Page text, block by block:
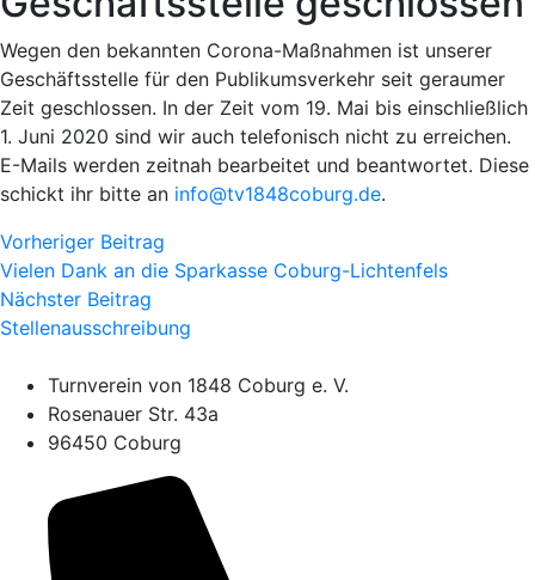
Wegen den bekannten Corona-Maßnahmen ist unserer
Geschäftsstelle für den Publikumsverkehr seit geraumer
Zeit geschlossen. In der Zeit vom 19. Mai bis einschließlich
1. Juni 2020 sind wir auch telefonisch nicht zu erreichen.
E-Mails werden zeitnah bearbeitet und beantwortet. Diese
schickt ihr bitte an info@tv1848coburg.de.
Vorheriger Beitrag
Vielen Dank an die Sparkasse Coburg-Lichtenfels
Nächster Beitrag
Stellenausschreibung
Turnverein von 1848 Coburg e. V.
Rosenauer Str. 43a
96450 Coburg